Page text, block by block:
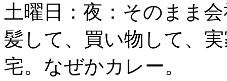
土曜日：夜：そのまま
髪して、買い物して、
宅。なぜかカレー。